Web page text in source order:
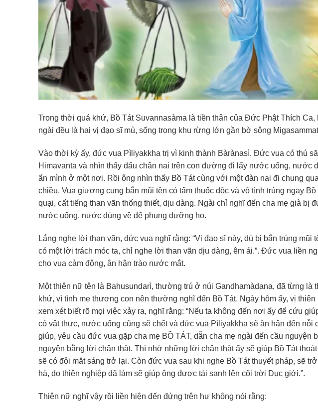
Trong thời quá khứ, Bồ Tát Suvannasàma là tiền thân của Đức Phật Thích
ngài đều là hai vị đạo sĩ mù, sống trong khu rừng lớn gần bờ sông
Vào thời kỳ ấy, đức vua Pìliyakkha trị vì kinh thành Bàrànasì. Đức vua có thú
Himavanta và nhìn thấy dấu chân nai trên con đường đi lấy nước uống, nước
ẩn mình ở một nơi. Rồi ông nhìn thấy Bồ Tát cùng với một đàn nai đi chung
chiều. Vua giương cung bắn mũi tên có tẩm thuốc độc và vô tình trúng ngay
quại, cất tiếng than vãn thống thiết, dịu dàng. Ngài chỉ nghĩ đến cha mẹ già bị
nước uống, nước dùng về để phụng dưỡng họ.
Lắng nghe lời than vãn, đức vua nghĩ rằng: “Vị đạo sĩ này, dù bị bắn trúng
có một lời trách móc ta, chỉ nghe lời than vãn dịu dàng, êm ái.”. Đức vua liền
cho vua cảm động, ân hận trào nước mắt.
Một thiên nữ tên là Bahusundarì, thường trú ở núi Gandhamàdana, đã từng là
khứ, vì tình mẹ thương con nên thường nghĩ đến Bồ Tát. Ngày hôm ấy, vị
xem xét biết rõ mọi việc xảy ra, nghĩ rằng: “Nếu ta không đến nơi ấy để cứu
có vật thực, nước uống cũng sẽ chết và đức vua Pìliyakkha sẽ ân hận đến nỗi
giúp, yêu cầu đức vua gặp cha mẹ BỒ TÁT, dẫn cha mẹ ngài đến cầu nguyện
nguyện bằng lời chân thật. Thì nhờ những lời chân thật ấy sẽ giúp Bồ Tát
sẽ có đôi mắt sáng trở lại. Còn đức vua sau khi nghe Bồ Tát thuyết pháp, sẽ
hà, do thiện nghiệp đã làm sẽ giúp ông được tái sanh lên cõi trời Dục giới.”.
Thiên nữ nghĩ vậy rồi liền hiện đến đứng trên hư không nói rằng: